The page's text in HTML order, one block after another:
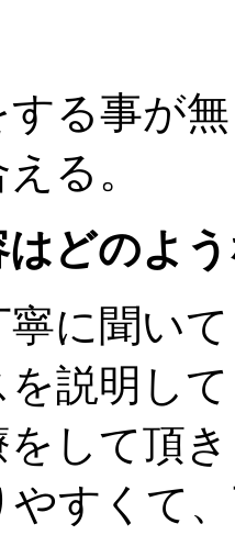
る事が
る。
はどのよ
に聞い
説明し
して頂
やすくて